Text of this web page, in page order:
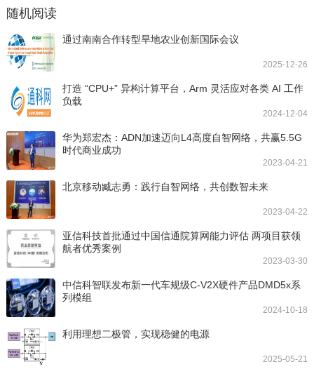
随机阅读
通过南南合作转型旱地农业创新国际会议
2025-12-26
打造 “CPU+” 异构计算平台，Arm 灵活应对各类 AI 工作
负载
2024-12-04
华为郑宏杰：ADN加速迈向L4高度自智网络，共赢5.5G
时代商业成功
2023-04-21
北京移动臧志勇：践行自智网络，共创数智未来
2023-04-22
亚信科技首批通过中国信通院算网能力评估 两项目获领
航者优秀案例
2023-03-30
中信科智联发布新一代车规级C-V2X硬件产品DMD5x系
列模组
2024-10-18
利用理想二极管，实现稳健的电源
2025-05-21